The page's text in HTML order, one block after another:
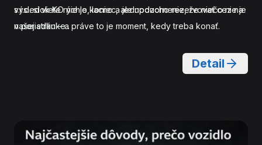
výsledok KO nie je koniec, ale upozornenie, že niečo nie je
v poriadku – a práve to je moment, kedy treba konať.
s.r.o. si viete rýchlo, lacno a jednoducho rezervovať cezna
našej stránke .
Detail